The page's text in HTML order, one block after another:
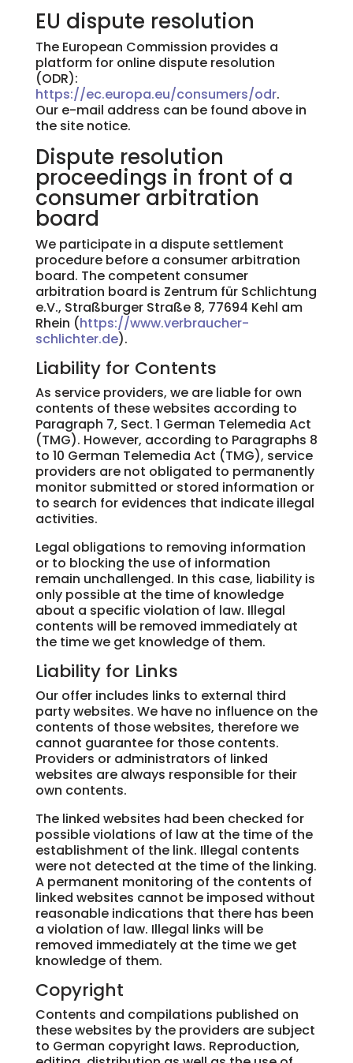
EU dispute resolution
The European Commission provides a
platform for online dispute resolution
(ODR):
https://ec.europa.eu/consumers/odr.
Our e-mail address can be found above in
the site notice.
Dispute resolution
proceedings in front of a
consumer arbitration
board
We participate in a dispute settlement
procedure before a consumer arbitration
board. The competent consumer
arbitration board is Zentrum für Schlichtung
e.V., Straßburger Straße 8, 77694 Kehl am
Rhein (https://www.verbraucher-
schlichter.de).
Liability for Contents
As service providers, we are liable for own
contents of these websites according to
Paragraph 7, Sect. 1 German Telemedia Act
(TMG). However, according to Paragraphs 8
to 10 German Telemedia Act (TMG), service
providers are not obligated to permanently
monitor submitted or stored information or
to search for evidences that indicate illegal
activities.
Legal obligations to removing information
or to blocking the use of information
remain unchallenged. In this case, liability is
only possible at the time of knowledge
about a specific violation of law. Illegal
contents will be removed immediately at
the time we get knowledge of them.
Liability for Links
Our offer includes links to external third
party websites. We have no influence on the
contents of those websites, therefore we
cannot guarantee for those contents.
Providers or administrators of linked
websites are always responsible for their
own contents.
The linked websites had been checked for
possible violations of law at the time of the
establishment of the link. Illegal contents
were not detected at the time of the linking.
A permanent monitoring of the contents of
linked websites cannot be imposed without
reasonable indications that there has been
a violation of law. Illegal links will be
removed immediately at the time we get
knowledge of them.
Copyright
Contents and compilations published on
these websites by the providers are subject
to German copyright laws. Reproduction,